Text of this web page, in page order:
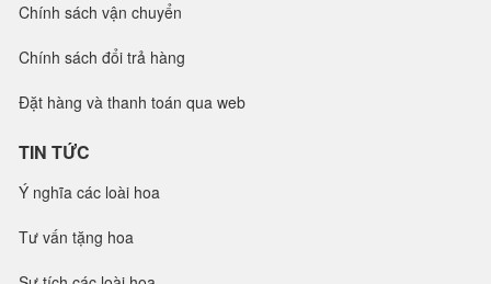
Chính sách vận chuyển
Chính sách đổi trả hàng
Đặt hàng và thanh toán qua web
TIN TỨC
Ý nghĩa các loài hoa
Tư vấn tặng hoa